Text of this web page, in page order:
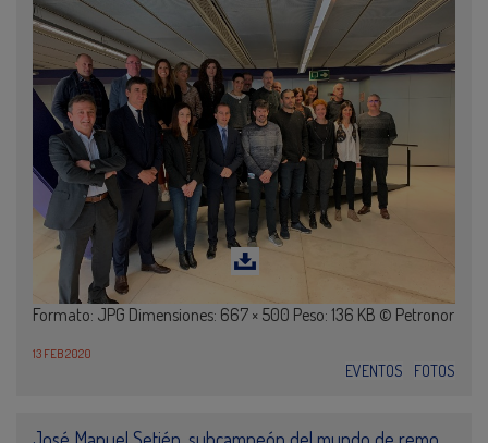
Formato: JPG Dimensiones: 667 × 500 Peso: 136 KB © Petronor
13 FEB 2020
EVENTOS FOTOS